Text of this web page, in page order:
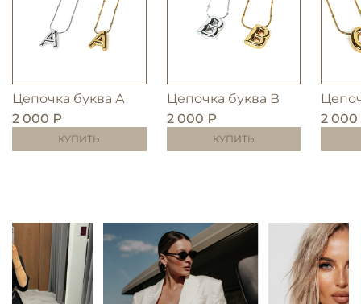
Цепочка буква А
2 000 ₽
КУПИТЬ
Цепочка буква В
2 000 ₽
КУПИТЬ
2 000